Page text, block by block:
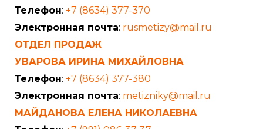
Телефон: +7 (8634) 377-370
Электронная почта: rusmetizy@mail.ru
ОТДЕЛ ПРОДАЖ
УВАРОВА ИРИНА МИХАЙЛОВНА
Телефон: +7 (8634) 377-380
Электронная почта: metizniky@mail.ru
МАЙДАНОВА ЕЛЕНА НИКОЛАЕВНА